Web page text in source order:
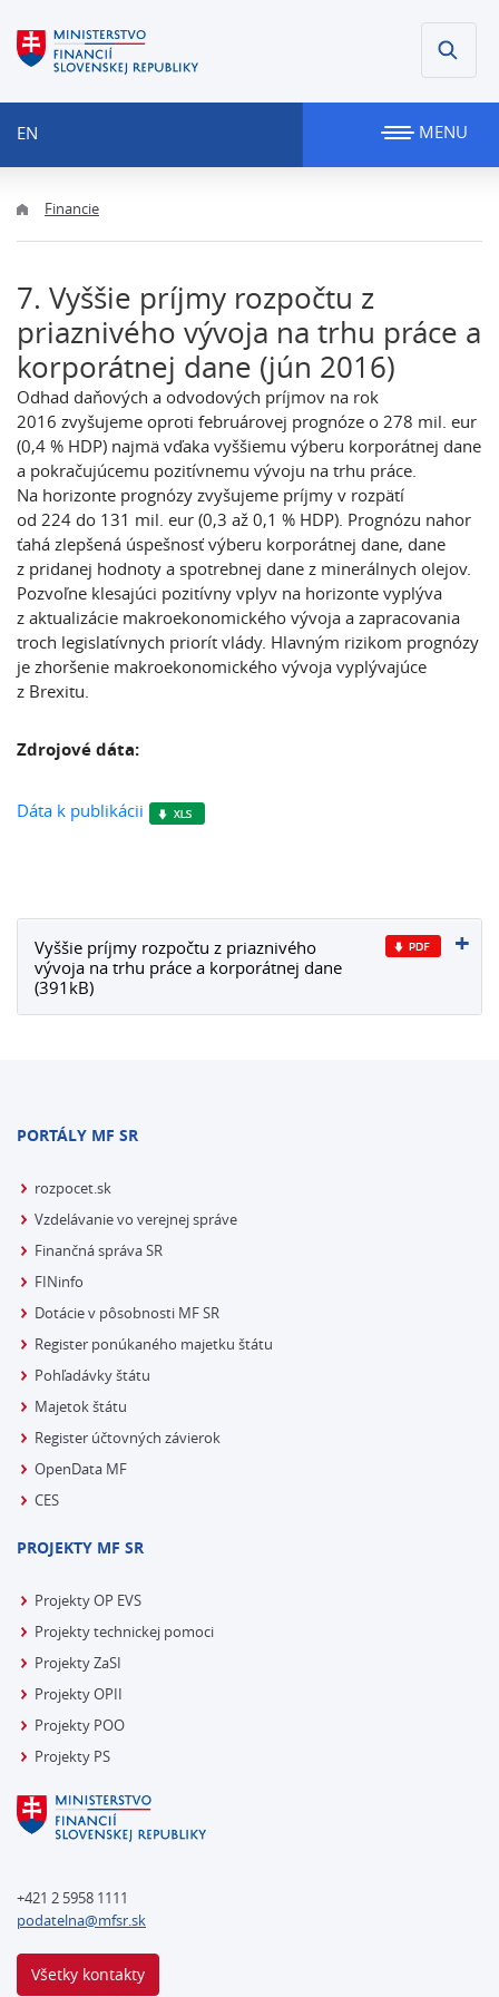
EN MENU
Financie
7. Vyššie príjmy rozpočtu z
priaznivého vývoja na trhu práce a
korporátnej dane (jún 2016)
Odhad daňových a odvodových príjmov na rok
2016 zvyšujeme oproti februárovej prognóze o 278 mil. eur
(0,4 % HDP) najmä vďaka vyššiemu výberu korporátnej dane
a pokračujúcemu pozitívnemu vývoju na trhu práce.
Na horizonte prognózy zvyšujeme príjmy v rozpätí
od 224 do 131 mil. eur (0,3 až 0,1 % HDP). Prognózu nahor
ťahá zlepšená úspešnosť výberu korporátnej dane, dane
z pridanej hodnoty a spotrebnej dane z minerálnych olejov.
Pozvoľne klesajúci pozitívny vplyv na horizonte vyplýva
z aktualizácie makroekonomického vývoja a zapracovania
troch legislatívnych priorít vlády. Hlavným rizikom prognózy
je zhoršenie makroekonomického vývoja vyplývajúce
z Brexitu.
Zdrojové dáta:
Dáta k publikácii
Vyššie príjmy rozpočtu z priaznivého
vývoja na trhu práce a korporátnej dane
(391kB)
PORTÁLY MF SR
rozpocet.sk
Vzdelávanie vo verejnej správe
Finančná správa SR
FINinfo
Dotácie v pôsobnosti MF SR
Register ponúkaného majetku štátu
Pohľadávky štátu
Majetok štátu
Register účtovných závierok
OpenData MF
CES
PROJEKTY MF SR
Projekty OP EVS
Projekty technickej pomoci
Projekty ZaSI
Projekty OPII
Projekty POO
Projekty PS
+421 2 5958 1111
podatelna@mfsr.sk
Všetky kontakty